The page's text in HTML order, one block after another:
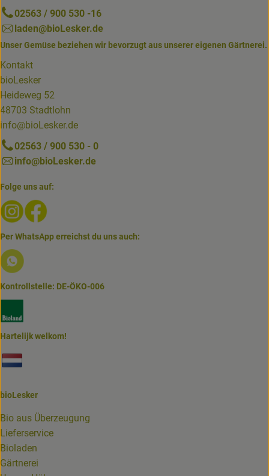
02563 / 900 530 -16
laden@bioLesker.de
Unser Gemüse beziehen wir bevorzugt aus unserer eigenen Gärtnerei.
Kontakt
bioLesker
Heideweg 52
48703 Stadtlohn
info@bioLesker.de
02563 / 900 530 - 0
info@bioLesker.de
Folge uns auf:
Externer Link zu https://www.instagram.com/biolesker/
Per WhatsApp erreichst du uns auch:
Kontrollstelle: DE-ÖKO-006
Hartelijk welkom!
bioLesker
Bio aus Überzeugung
Lieferservice
Bioladen
Gärtnerei